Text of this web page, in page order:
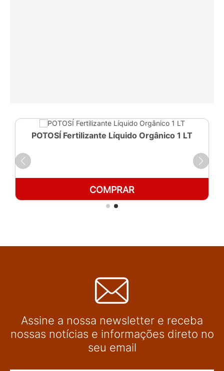
POTOSÍ Fertilizante Líquido Orgânico 1 LT
COMPRAR
Assine a nossa newsletter e receba
nossas notícias e informações direto no
seu email